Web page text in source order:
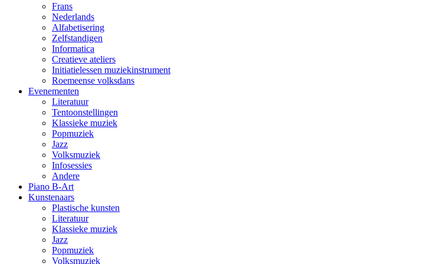
Frans
Nederlands
Alfabetisering
Zelfstandigen
Informatica
Creatieve ateliers
Initiatielessen muziekinstrument
Roemeense volksdans
Evenementen
Literatuur
Tentoonstellingen
Klassieke muziek
Popmuziek
Jazz
Volksmuziek
Infosessies
Andere
Piano B-Art
Kunstenaars
Plastische kunsten
Literatuur
Klassieke muziek
Jazz
Popmuziek
Volksmuziek